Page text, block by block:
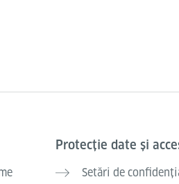
Protecție date și
Setări de